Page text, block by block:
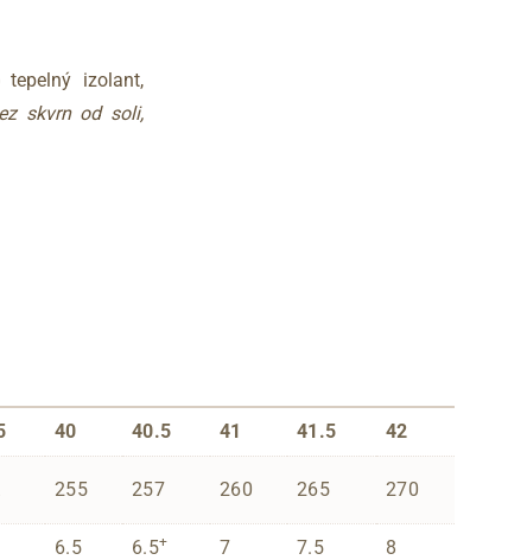
izolant,
skvrn od soli,
40 40.5 41 41.5 42
255 257 260 265 270
6.5 6.5+ 7 7.5 8